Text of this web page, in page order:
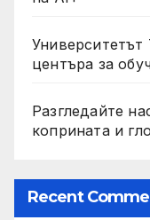
центъра за
Разгледайте
коприната и
Recent